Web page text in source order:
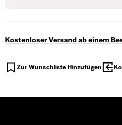
Kostenloser Versand ab einem
Zur Wunschliste Hinzufügen